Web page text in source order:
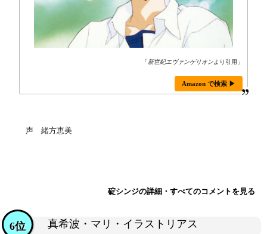
「新世紀エヴァンゲリオンより引用」
Amazon で検索 ▶
声 緒方恵美
碇シンジの詳細・すべてのコメントを見る
真希波・マリ・イラストリアス
6位